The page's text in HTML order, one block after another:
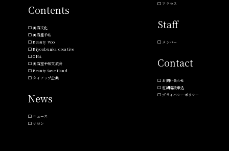
Contents
美容文化
美容室手帖
Beauty Woo
Biyoubunka creative
CHA
美容室手帖交流会
Beauty Save Hand
タイアップ企業
News
ニュース
サロン
アクセス
Staff
メンバー
Contact
お問い合わせ
定期購読申込
プライバシーポリシー